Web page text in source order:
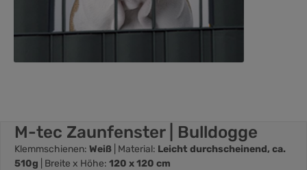
M-tec Zaunfenster | Bulldogge
Klemmschienen: Weiß | Material: Leicht durchscheinend, ca.
510g
| Breite x Höhe: 120 x 120 cm